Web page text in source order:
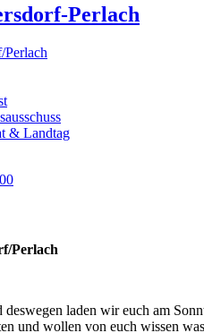
Perlach
Perlach
& Landtag
Perlach
laden wir euch am
und wollen von euch wissen